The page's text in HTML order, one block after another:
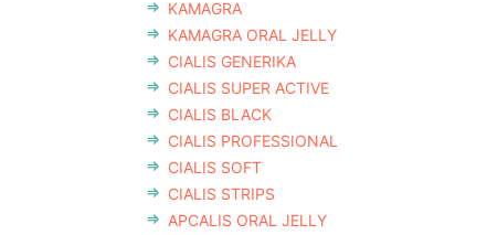
KAMAGRA
KAMAGRA ORAL JELLY
CIALIS GENERIKA
CIALIS SUPER ACTIVE
CIALIS BLACK
CIALIS PROFESSIONAL
CIALIS SOFT
CIALIS STRIPS
APCALIS ORAL JELLY